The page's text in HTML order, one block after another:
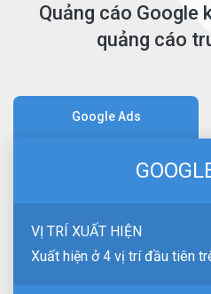
Quảng cáo Google
quảng cáo
Google Ads
VỊ TRÍ XUẤT HIỆN
Xuất hiện ở 4 vị trí đầu tiên